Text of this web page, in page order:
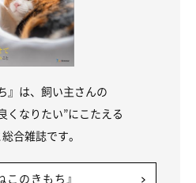
いとあるある」をするサビ猫姉
ズをする姿にクスッとする
2匹の愛猫・めいちゃん、よもぎちゃんが写っ
を見せる「おててあるある」ポーズをするめ
「おててないない」ポーズをするよもぎちゃ
ついて、飼い主さんに話を聞きました。
さん／X（旧Twitter）
し、了承の上制作したものです。
』は、飼い主さんの
くなりたい”にこたえる
合雑誌です。
このきもち』